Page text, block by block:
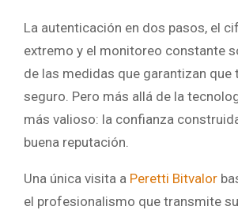
La autenticación en dos pasos, el
extremo y el monitoreo constante
de las medidas que garantizan que
seguro. Pero más allá de la
más valioso: la confianza
buena reputación.
Una única visita a Peretti Bitvalor
el profesionalismo que transmite